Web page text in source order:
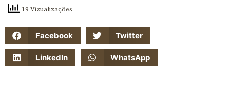
19 Vizualizações
Facebook Twitter
LinkedIn WhatsApp